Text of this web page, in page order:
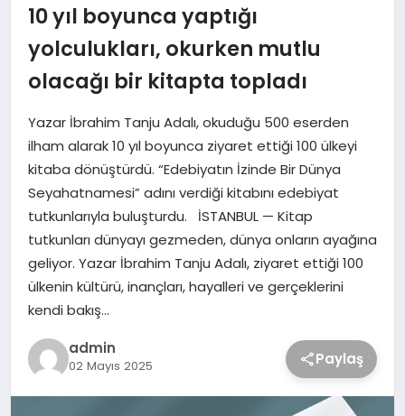
SEYAHAT
TEKNOLOJI
YAŞAM
10 yıl boyunca yaptığı
yolculukları, okurken mutlu
olacağı bir kitapta topladı
Yazar İbrahim Tanju Adalı, okuduğu 500 eserden
ilham alarak 10 yıl boyunca ziyaret ettiği 100 ülkeyi
kitaba dönüştürdü. “Edebiyatın İzinde Bir Dünya
Seyahatnamesi” adını verdiği kitabını edebiyat
tutkunlarıyla buluşturdu. İSTANBUL — Kitap
tutkunları dünyayı gezmeden, dünya onların ayağına
geliyor. Yazar İbrahim Tanju Adalı, ziyaret ettiği 100
ülkenin kültürü, inançları, hayalleri ve gerçeklerini
kendi bakış…
admin
02 Mayıs 2025 Paylaş